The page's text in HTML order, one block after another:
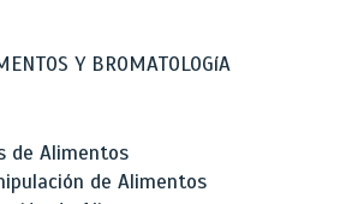
Y BROMATOLOGíA
de Alimentos
de Alimentos